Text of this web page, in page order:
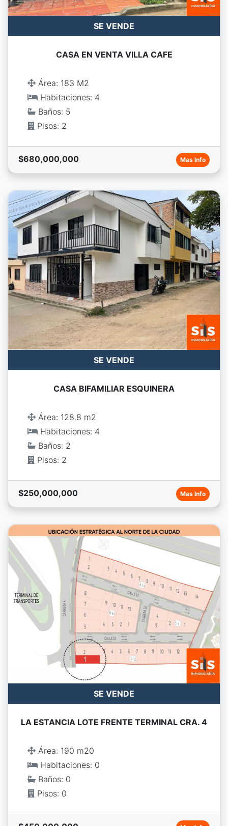
SE VENDE
CASA EN VENTA VILLA CAFE
Área: 183 M2
Habitaciones: 4
Baños: 5
Pisos: 2
$680,000,000 Mas Info
SE VENDE
CASA BIFAMILIAR ESQUINERA
Área: 128.8 m2
Habitaciones: 4
Baños: 2
Pisos: 2
$250,000,000 Mas Info
SE VENDE
LA ESTANCIA LOTE FRENTE TERMINAL CRA. 4
Área: 190 m20
Habitaciones: 0
Baños: 0
Pisos: 0